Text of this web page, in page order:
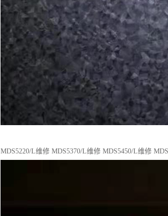
MDS5220/L维修 MDS5370/L维修 MDS5450/L维修